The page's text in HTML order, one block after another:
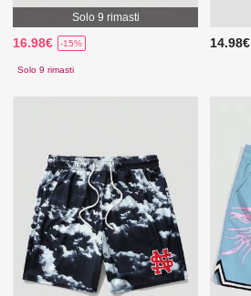
Solo 9 rimasti
16.98€ -15%
Solo 9 rimasti
14.98€